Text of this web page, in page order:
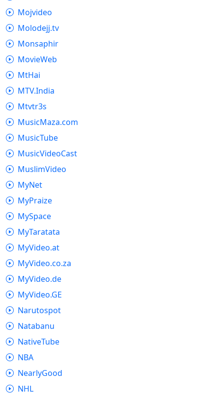
Mojvideo
Molodejj.tv
Monsaphir
MovieWeb
MtHai
MTV.India
Mtvtr3s
MusicMaza.com
MusicTube
MusicVideoCast
MuslimVideo
MyNet
MyPraize
MySpace
MyTaratata
MyVideo.at
MyVideo.co.za
MyVideo.de
MyVideo.GE
Narutospot
Natabanu
NativeTube
NBA
NearlyGood
NHL